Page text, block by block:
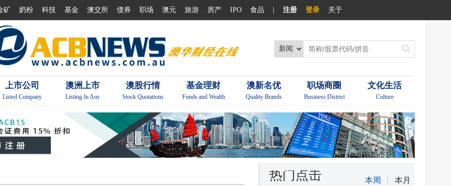
矿 奶粉 科技 基金 澳交所 债券 职场 澳元 旅游 房产 IPO 食品 注册 登录 关于
上市公司
Listed Company
澳洲上市
Listing In Aus
澳股行情
Stock Quotations
基金理财
Funds and Wealth
澳新名优
Quality Brands
职场商圈
Business District
文化生活
Culture
热门点击 本周 本月